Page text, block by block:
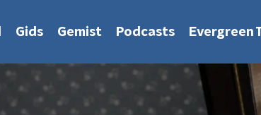
Gids Gemist Podcasts Evergreen